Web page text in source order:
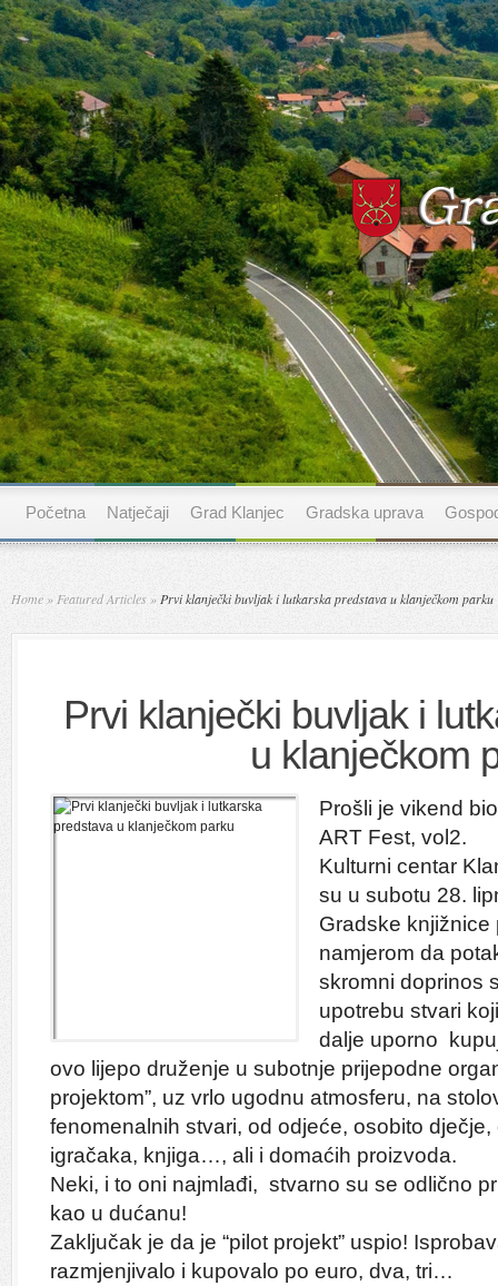
Početna Natječaji Grad Klanjec Gradska uprava
Home » Featured Articles » Prvi klanječki buvljak i lutkarska predstava u klanječkom parku
Prvi klanječki buvljak i
u klanječkom
Prošli je vikend
ART Fest, vol2.
Kulturni centar
su u subotu 28.
Gradske
namjerom da
skromni doprinos
upotrebu stvari
dalje uporno
ovo lijepo druženje u subotnje prijepodne
projektom”, uz vrlo ugodnu atmosferu, na
fenomenalnih stvari, od odjeće, osobito
igračaka, knjiga…, ali i domaćih proizvoda.
Neki, i to oni najmlađi, stvarno su se odlično
kao u dućanu!
Zaključak je da je “pilot projekt” uspio!
razmjenjivalo i kupovalo po euro, dva, tri…